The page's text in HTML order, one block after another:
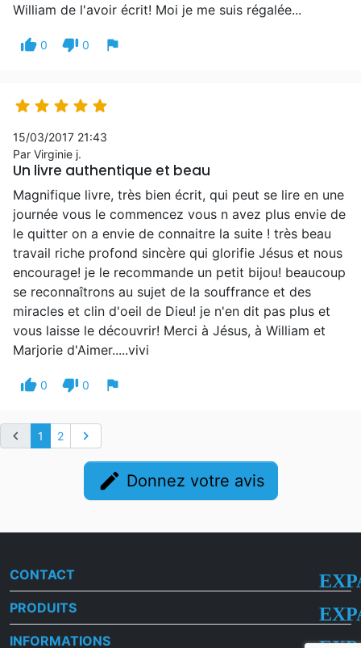
William de l'avoir écrit! Moi je me suis régalée...
thumb_up 0 thumb_down 0 flag
    
15/03/2017 21:43
Par Virginie j.
Un livre authentique et beau
Magnifique livre, très bien écrit, qui peut se lire en une
journée vous le commencez vous n avez plus envie de
le quitter on a envie de connaitre la suite ! très beau
travail riche profond sincère qui glorifie Jésus et nous
encourage! je le recommande un petit bijou! beaucoup
se reconnaîtrons au sujet de la souffrance et des
miracles et clin d'oeil de Dieu! je n'en dit pas plus et
vous laisse le découvrir! Merci à Jésus, à William et
Marjorie d'Aimer.....vivi
thumb_up 0 thumb_down 0 flag
chevron_left 1 2 chevron_right
edit Donnez votre avis
CONTACT
PRODUITS
INFORMATIONS